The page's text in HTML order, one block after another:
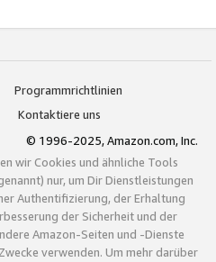
Programmrichtlinien
Kontaktiere uns
© 1996-2025, Amazon.com, Inc.
wir Cookies und ähnliche Tools
nur, um Dir Dienstleistungen
Authentifizierung, der Erhaltung
der Sicherheit und der
Amazon-Seiten und -Dienste
verwenden. Um mehr darüber